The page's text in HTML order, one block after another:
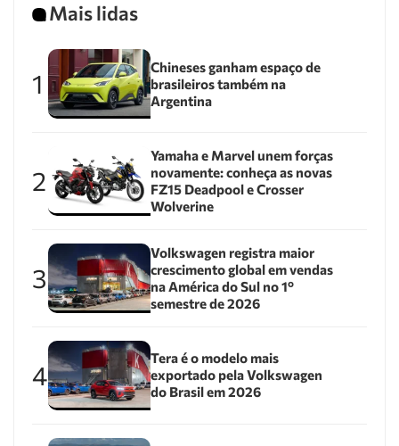
Mais lidas
1
Chineses ganham espaço de
brasileiros também na
Argentina
2
Yamaha e Marvel unem forças
novamente: conheça as novas
FZ15 Deadpool e Crosser
Wolverine
3
Volkswagen registra maior
crescimento global em vendas
na América do Sul no 1º
semestre de 2026
4
Tera é o modelo mais
exportado pela Volkswagen
do Brasil em 2026